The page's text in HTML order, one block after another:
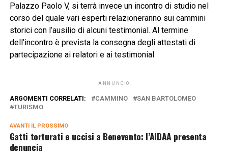
Palazzo Paolo V, si terrà invece un incontro di studio nel
corso del quale vari esperti relazioneranno sui cammini
storici con l’ausilio di alcuni testimonial. Al termine
dell’incontro è prevista la consegna degli attestati di
partecipazione ai relatori e ai testimonial.
ANNUNCIO
ARGOMENTI CORRELATI: CAMMINO
SAN BARTOLOMEO
TURISMO
AVANTI IL ​​PROSSIMO
Gatti torturati e uccisi a Benevento: l’AIDAA presenta
denuncia